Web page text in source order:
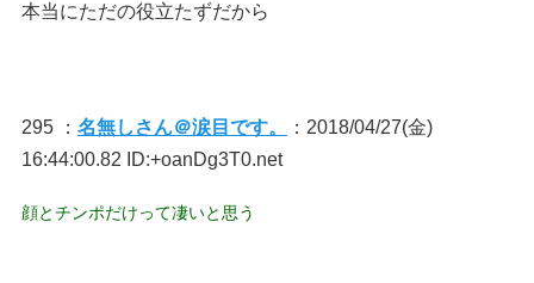
本当にただの役立たずだから
295 ： 名無しさん＠涙目です。
：2018/04/27(金)
16:44:00.82 ID:+oanDg3T0.net
顔とチンポだけって凄いと思う